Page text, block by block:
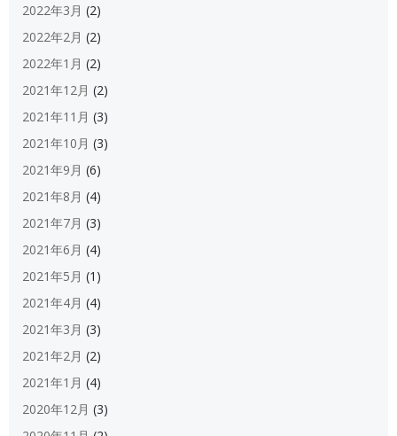
2022年3月 (2)
2022年2月 (2)
2022年1月 (2)
2021年12月 (2)
2021年11月 (3)
2021年10月 (3)
2021年9月 (6)
2021年8月 (4)
2021年7月 (3)
2021年6月 (4)
2021年5月 (1)
2021年4月 (4)
2021年3月 (3)
2021年2月 (2)
2021年1月 (4)
2020年12月 (3)